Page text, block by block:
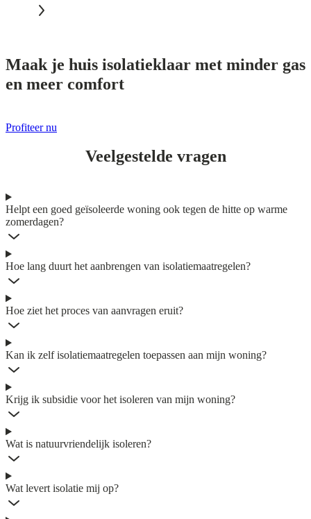
Maak je huis isolatieklaar met minder gas
en meer comfort
Profiteer nu
Veelgestelde vragen
Helpt een goed geïsoleerde woning ook tegen de hitte op warme
zomerdagen?
Hoe lang duurt het aanbrengen van isolatiemaatregelen?
Hoe ziet het proces van aanvragen eruit?
Kan ik zelf isolatiemaatregelen toepassen aan mijn woning?
Krijg ik subsidie voor het isoleren van mijn woning?
Wat is natuurvriendelijk isoleren?
Wat levert isolatie mij op?